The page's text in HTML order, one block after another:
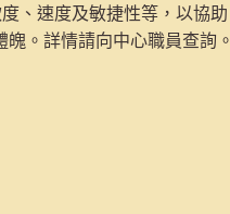
、速度及敏捷性等，以協助
。詳情請向中心職員查詢。